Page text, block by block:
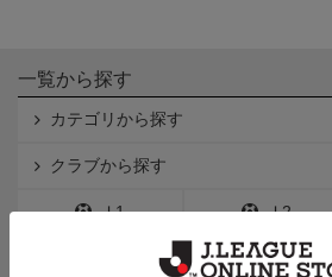
一覧から探す
カテゴリから探す
クラブから探す
Ｊ1 Ｊ2
インフォメーション